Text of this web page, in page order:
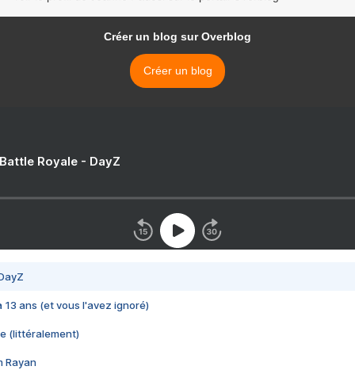
Créer un blog sur Overblog
Créer un blog
Royale - DayZ
13 ans (et vous l'avez ignoré)
(littéralement)
Rayan